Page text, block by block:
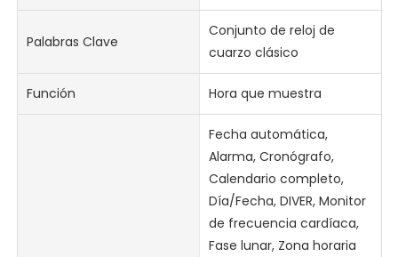
Palabras Clave
Conjunto de reloj de
cuarzo clásico
Función Hora que muestra
Fecha automática,
Alarma, Cronógrafo,
Calendario completo,
Día/Fecha, DIVER, Monitor
de frecuencia cardíaca,
Fase lunar, Zona horaria